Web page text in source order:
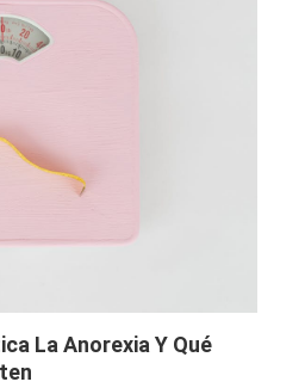
La Anorexia Y Qué